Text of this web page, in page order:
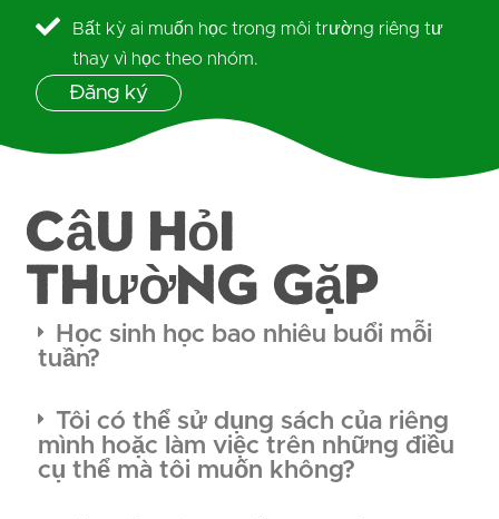
Bất kỳ ai muốn học trong môi trường riêng tư
thay vì học theo nhóm.
Đăng ký
Câu hỏi
thường gặp
Học sinh học bao nhiêu buổi mỗi
tuần?
Tôi có thể sử dụng sách của riêng
mình hoặc làm việc trên những điều
cụ thể mà tôi muốn không?